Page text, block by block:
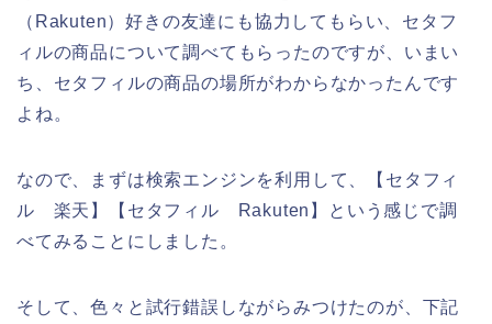
（Rakuten）好きの友達にも協力してもらい、セタフ
ィルの商品について調べてもらったのですが、いまい
ち、セタフィルの商品の場所がわからなかったんです
よね。
なので、まずは検索エンジンを利用して、【セタフィ
ル 楽天】【セタフィル Rakuten】という感じで調
べてみることにしました。
そして、色々と試行錯誤しながらみつけたのが、下記